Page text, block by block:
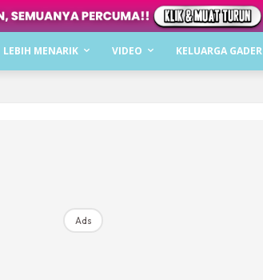
LEBIH MENARIK VIDEO KELUARGA GADER
Ads